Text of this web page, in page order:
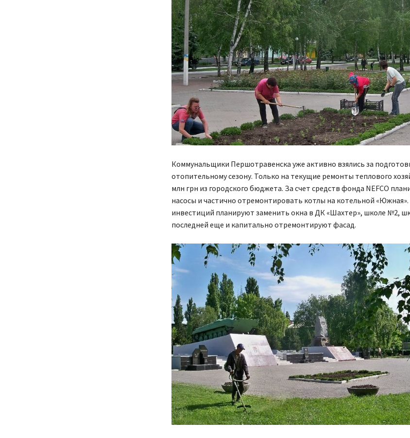
Коммунальщики Першотравенска уже активно взялись за
отопительному сезону. Только на текущие ремонты теплового
млн грн из городского бюджета. За счет средств фонда NEFCO
насосы и частично отремонтировать котлы на котельной «Южная».
инвестиций планируют заменить окна в ДК «Шахтер», школе №2,
последней еще и капитально отремонтируют фасад.